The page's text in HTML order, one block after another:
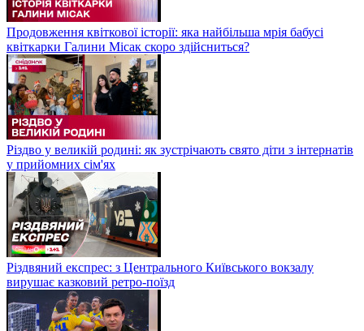
Продовження квіткової історії: яка найбільша мрія бабусі
квіткарки Галини Місак скоро здійсниться?
Різдво у великій родині: як зустрічають свято діти з інтернатів
у прийомних сім'ях
Різдвяний експрес: з Центрального Київського вокзалу
вирушає казковий ретро-поїзд